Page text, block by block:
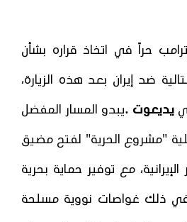
حراً في اتخاذ قراره بشأن
ضد إيران بعد هذه الزيارة،
يديعوت .يبدو المسار المفضل
"مشروع الحرية" لفتح مضيق
مع توفير حماية بحرية
في ذلك غواصات نووية مسلحة